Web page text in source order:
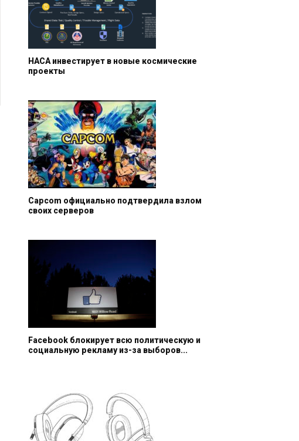
НАСА инвестирует в новые космические
проекты
Capcom официально подтвердила взлом
своих серверов
Facebook блокирует всю политическую и
социальную рекламу из-за выборов...